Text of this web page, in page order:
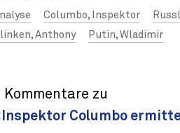
Columbo, Inspektor
Anthony
Putin, Wladimir
Kommentare zu
Columbo